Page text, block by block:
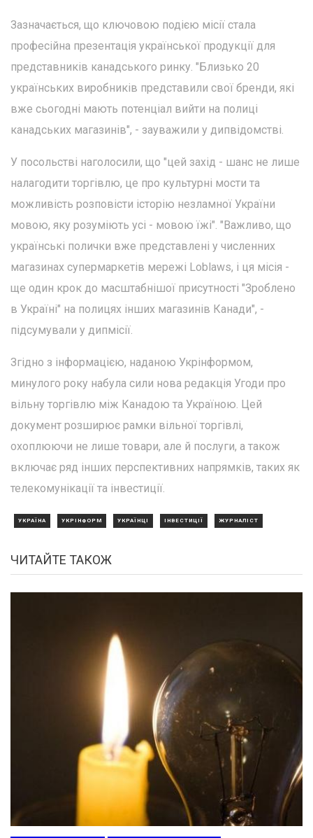
Зазначається, що ключовою подією місії стала
професійна презентація української продукції для
представників канадського ринку. "Близько 20
українських виробників представили свої бренди, які
вже сьогодні мають потенціал вийти на полиці
канадських магазинів", - зауважили у дипвідомстві.
У посольстві наголосили, що "цей захід - шанс не лише
налагодити торгівлю, це про культурні мости та
можливість розповісти історію незламної України
мовою, яку розуміють усі - мовою їжі". "Важливо, що
українські полички вже представлені у численних
магазинах супермаркетів мережі Loblaws, і ця місія -
ще один крок до масштабнішої присутності "Зроблено
в Україні" на полицях інших магазинів Канади", -
підсумували у дипмісії.
Згідно з інформацією, наданою Укрінформом,
минулого року набула сили нова редакція Угоди про
вільну торгівлю між Канадою та Україною. Цей
документ розширює рамки вільної торгівлі,
охоплюючи не лише товари, але й послуги, а також
включає ряд інших перспективних напрямків, таких як
телекомунікації та інвестиції.
УКРАЇНА УКРІНФОРМ УКРАЇНЦІ ІНВЕСТИЦІЇ ЖУРНАЛІСТ
ЧИТАЙТЕ ТАКОЖ